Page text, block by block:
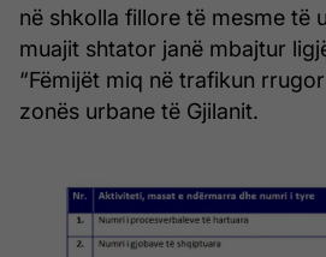
në shkolla fillore të mesme të
muajit shtator janë mbajtur
“Fëmijët miq në trafikun
zonës urbane të Gjilanit.